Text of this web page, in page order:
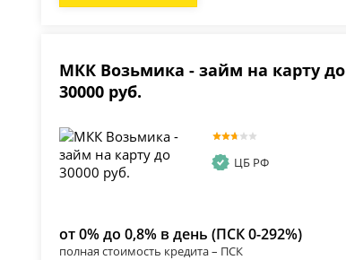
МКК Возьмика - займ на карту до
30000 руб.
ЦБ РФ
от 0% до 0,8% в день (ПСК 0-292%)
полная стоимость кредита – ПСК